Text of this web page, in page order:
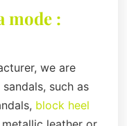
mode :
we are
such as
block heel